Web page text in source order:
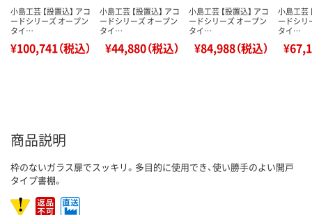
小島工芸 【設置込】 アコ
ードシリーズ オープン
タイ…
¥100,741（税込）
小島工芸 【設置込】 アコ
ードシリーズ オープン
タイ…
¥44,880（税込）
小島工芸 【設置込】 アコ
ードシリーズ オープン
タイ…
¥84,988（税込）
小島工芸
ードシリ
タイ…
商品説明
枠のないガラス扉でスッキリ。多目的に使用でき、使い勝手のよい開戸
タイプ書棚。